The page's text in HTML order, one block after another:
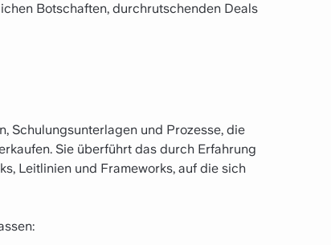
Botschaften, durchrutschenden Deals
Schulungsunterlagen und Prozesse, die
Sie überführt das durch Erfahrung
Leitlinien und Frameworks, auf die sich